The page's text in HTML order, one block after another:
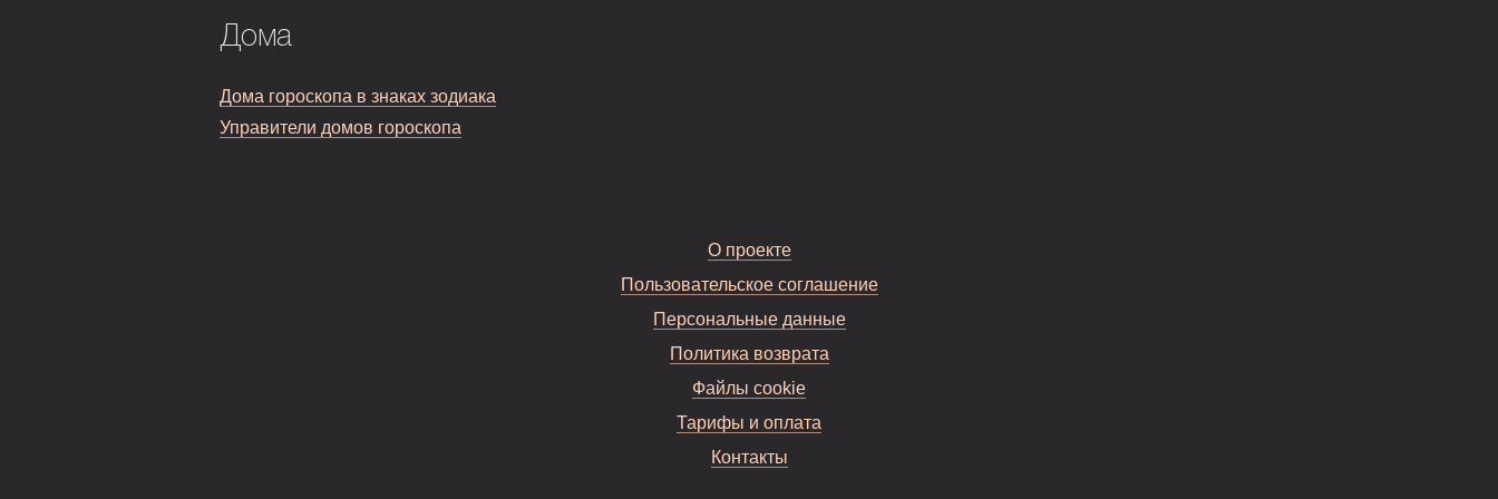
Дома
Дома гороскопа в знаках зодиака
Управители домов гороскопа
О проекте
Пользовательское соглашение
Персональные данные
Политика возврата
Файлы cookie
Тарифы и оплата
Контакты